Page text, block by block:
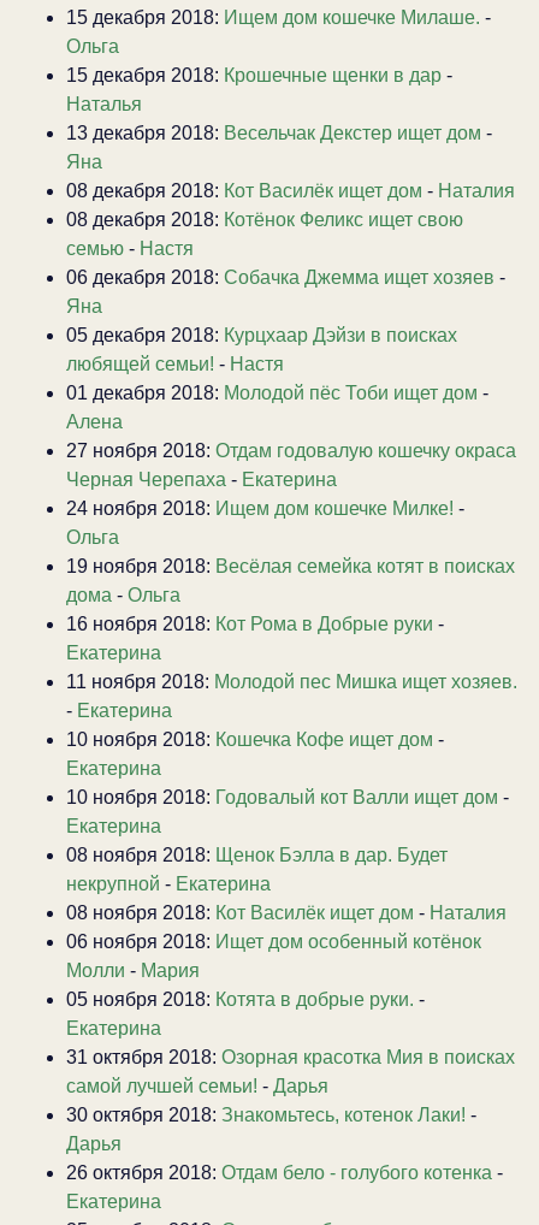
15 декабря 2018: Ищем дом кошечке Милаше. -
Ольга
15 декабря 2018: Крошечные щенки в дар -
Наталья
13 декабря 2018: Весельчак Декстер ищет дом -
Яна
08 декабря 2018: Кот Василёк ищет дом - Наталия
08 декабря 2018: Котёнок Феликс ищет свою
семью - Настя
06 декабря 2018: Собачка Джемма ищет хозяев -
Яна
05 декабря 2018: Курцхаар Дэйзи в поисках
любящей семьи! - Настя
01 декабря 2018: Молодой пёс Тоби ищет дом -
Алена
27 ноября 2018: Отдам годовалую кошечку окраса
Черная Черепаха - Екатерина
24 ноября 2018: Ищем дом кошечке Милке! -
Ольга
19 ноября 2018: Весёлая семейка котят в поисках
дома - Ольга
16 ноября 2018: Кот Рома в Добрые руки -
Екатерина
11 ноября 2018: Молодой пес Мишка ищет хозяев.
- Екатерина
10 ноября 2018: Кошечка Кофе ищет дом -
Екатерина
10 ноября 2018: Годовалый кот Валли ищет дом -
Екатерина
08 ноября 2018: Щенок Бэлла в дар. Будет
некрупной - Екатерина
08 ноября 2018: Кот Василёк ищет дом - Наталия
06 ноября 2018: Ищет дом особенный котёнок
Молли - Мария
05 ноября 2018: Котята в добрые руки. -
Екатерина
31 октября 2018: Озорная красотка Мия в поисках
самой лучшей семьи! - Дарья
30 октября 2018: Знакомьтесь, котенок Лаки! -
Дарья
26 октября 2018: Отдам бело - голубого котенка -
Екатерина